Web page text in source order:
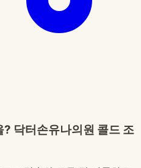
닥터손유나의원 콜드 조